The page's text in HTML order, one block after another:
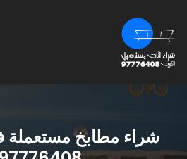
شراء مطابخ مستعملة